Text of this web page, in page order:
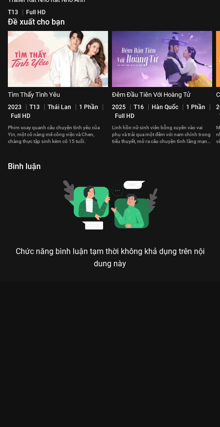
T13 Full HD
Đề xuất cho bạn
Tìm Thấy Tình Yêu
2023 T13 Thái Lan
1 Phần
Full HD
Phim xoay quanh câu chuyện tình yêu của
Yin, một cô nàng mê công việc và Chen,
chàng thực tập sinh kém cô 15 tuổi.
Đêm Đầu Tiên Với Hoàng Tử
2025 T16 Hàn Quốc
1 Phần
Full HD
Linh hồn nữ sinh viên bỗng xuyên vào vai
phụ và trải qua một đêm với nam chính trong
tiểu thuyết, mở ra câu chuyện tình lãng mạn
Bình luận
Chức năng bình luận tạm thời không khả dụng trên nội
dung này